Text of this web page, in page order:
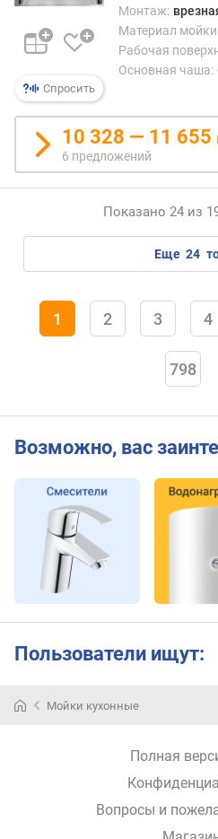
Спросить
Монтаж:
Материал
Рабочая
Основная чаша:
10 328 — 11 655
6 предложений
Показано 24 из
еще 24
1 2 3 4
798
Возможно, вас
Пользователи ищут:
на
Мойки кухонные
Полная
Вопросы и